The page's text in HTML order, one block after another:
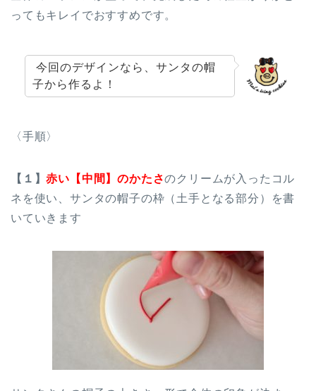
ってもキレイでおすすめです。
今回のデザインなら、サンタの帽
子から作るよ！
〈手順〉
【１】赤い【中間】のかたさのクリームが入ったコル
ネを使い、サンタの帽子の枠（土手となる部分）を書
いていきます